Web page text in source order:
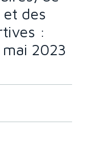
et des
:
2023